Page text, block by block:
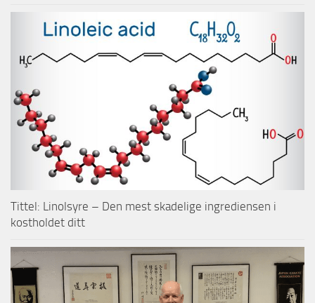
Tittel: Linolsyre – Den mest skadelige ingrediensen i
kostholdet ditt